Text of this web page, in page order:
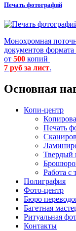
Печать фотографий
Монохромная
документов
от 500 копий
7 руб за лист.
Основная
Копи-центр
Печать
Твердый
Работа с
Полиграфия
Фото-центр
Бюро
Багетная
Ритуальная
Контакты